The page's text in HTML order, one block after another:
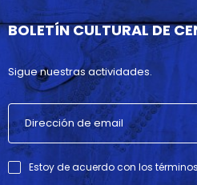
BOLETÍN CULTURAL DE
Sigue nuestras actividades.
Estoy de acuerdo con los